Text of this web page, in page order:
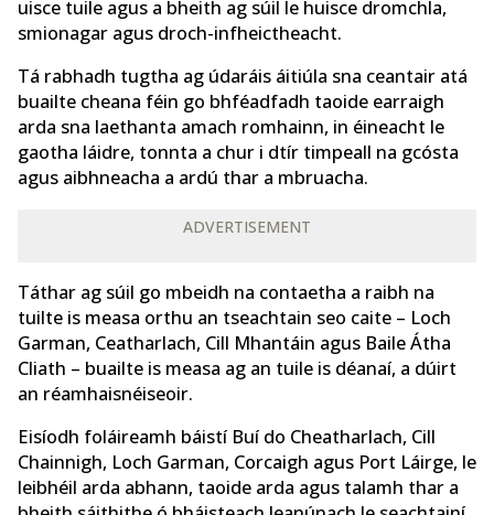
uisce tuile agus a bheith ag súil le huisce dromchla,
smionagar agus droch-infheictheacht.
Tá rabhadh tugtha ag údaráis áitiúla sna ceantair atá
buailte cheana féin go bhféadfadh taoide earraigh
arda sna laethanta amach romhainn, in éineacht le
gaotha láidre, tonnta a chur i dtír timpeall na gcósta
agus aibhneacha a ardú thar a mbruacha.
ADVERTISEMENT
Táthar ag súil go mbeidh na contaetha a raibh na
tuilte is measa orthu an tseachtain seo caite – Loch
Garman, Ceatharlach, Cill Mhantáin agus Baile Átha
Cliath – buailte is measa ag an tuile is déanaí, a dúirt
an réamhaisnéiseoir.
Eisíodh foláireamh báistí Buí do Cheatharlach, Cill
Chainnigh, Loch Garman, Corcaigh agus Port Láirge, le
leibhéil arda abhann, taoide arda agus talamh thar a